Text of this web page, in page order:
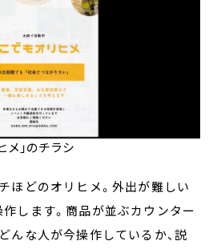
メ」のチラシ
ほどのオリヒメ。外出が難しい
します。商品が並ぶカウンター
んな人が今操作しているか、説